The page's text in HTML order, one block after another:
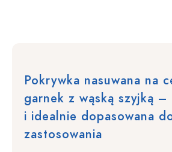
Pokrywka nasuwana na
garnek z wąską szyjką –
i idealnie dopasowana
zastosowania